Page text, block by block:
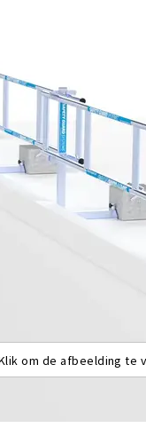
om de afbeelding te